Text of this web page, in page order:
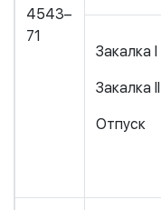
4543–
71
Закалка I
Закалка II
Отпуск